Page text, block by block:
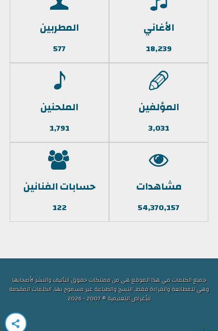
الأغاني
18,239
المطربين
577
المؤلفين
3,031
الملحنين
1,791
مشاهدات
54,370,157
حسابات الفنانين
122
جميع الكلمات في هذا الموقع هي من ممتلكات حقوق التأليف والنشر لأصحابها
وهي للمطالعة والقراءة فقط, النسخ والطباعة غير مسموح بها, الكلمات المقدمة
للأغراض التعليمية © 2007 - 2026